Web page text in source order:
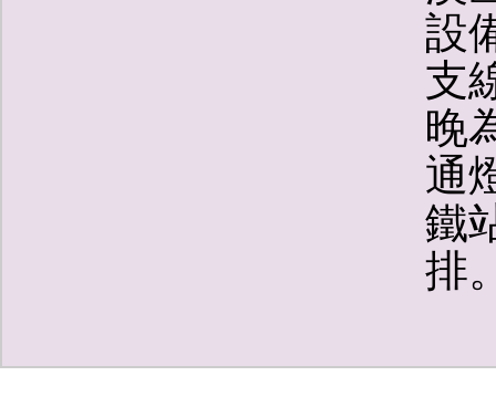
設
支
晚
通
鐵
排